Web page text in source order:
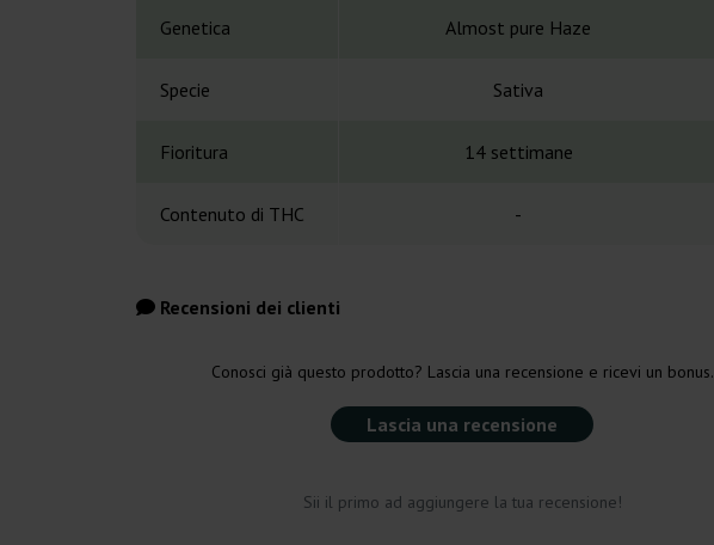
Genetica Almost pure Haze
Specie Sativa
Fioritura 14 settimane
Contenuto di THC -
Recensioni dei clienti
Conosci già questo prodotto? Lascia una recensione e ricevi un bonus.
Lascia una recensione
Sii il primo ad aggiungere la tua recensione!